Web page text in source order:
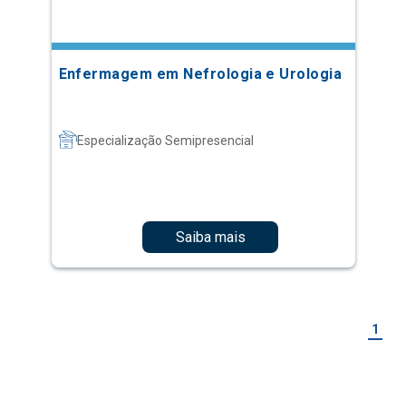
Enfermagem em Nefrologia e Urologia
Especialização Semipresencial
Saiba mais
1